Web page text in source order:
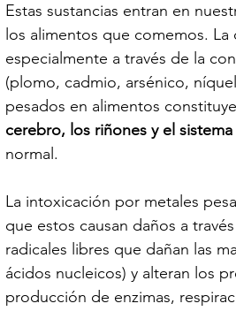
Estas sustancias entran en
los alimentos que comemos.
especialmente a través de la
(plomo, cadmio, arsénico,
pesados en alimentos
cerebro, los riñones y el
normal.
La intoxicación por metales
que estos causan daños a
radicales libres que dañan las
ácidos nucleicos) y alteran los
producción de enzimas,